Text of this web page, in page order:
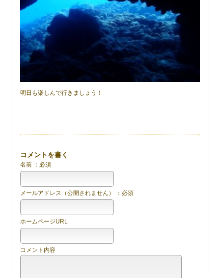
明日も楽しんで行きましょう！
コメントを書く
名前 ：必須
メールアドレス（公開されません） ：必須
ホームページURL
コメント内容